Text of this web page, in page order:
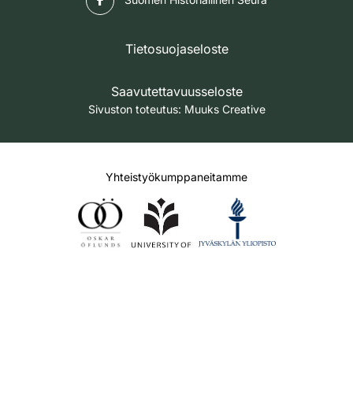
Tietosuojaseloste
Saavutettavuusseloste
Sivuston toteutus: Muuks Creative
Yhteistyökumppaneitamme